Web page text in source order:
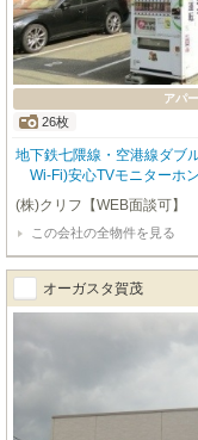
アパ
26枚
地下鉄七隈線・空港線ダブ
Wi-Fi)安心TVモニターホ
機置き場あります！！近隣
好！！
(株)クリフ【WEB面談可】
この会社の全物件を見る
オーガスタ賀茂